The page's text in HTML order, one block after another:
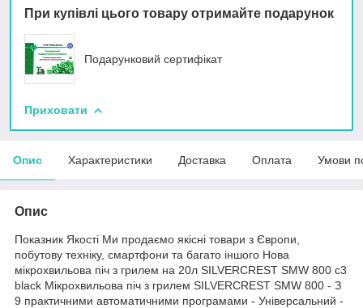
При купівлі цього товару отримайте подарунок
Подарунковий сертифікат
Приховати
Опис Характеристики Доставка Оплата Умови
Опис
Показник Якості Ми продаємо якісні товари з Європи,
побутову техніку, смартфони та багато іншого Нова
мікрохвильова піч з грилем на 20л SILVERCREST SMW 800 c3
black Мікрохвильова піч з грилем SILVERCREST SMW 800 - З
9 практичними автоматичними програмами - Універсальний -